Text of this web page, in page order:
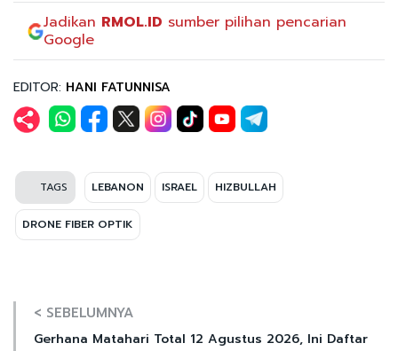
Jadikan RMOL.ID sumber pilihan pencarian
Google
EDITOR: HANI FATUNNISA
TAGS LEBANON ISRAEL HIZBULLAH
DRONE FIBER OPTIK
< SEBELUMNYA
Gerhana Matahari Total 12 Agustus 2026, Ini Daftar